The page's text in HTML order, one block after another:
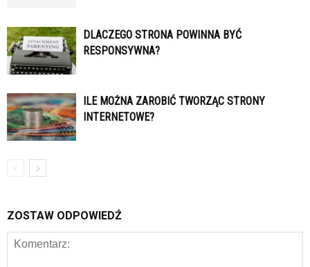
DLACZEGO STRONA POWINNA BYĆ
RESPONSYWNA?
ILE MOŻNA ZAROBIĆ TWORZĄC STRONY
INTERNETOWE?
ZOSTAW ODPOWIEDŹ